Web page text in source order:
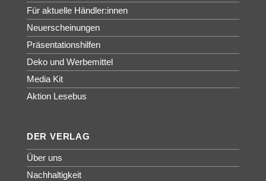
Für aktuelle Händler:innen
Neuerscheinungen
Präsentationshilfen
Deko und Werbemittel
Media Kit
Aktion Lesebus
DER VERLAG
Über uns
Nachhaltigkeit